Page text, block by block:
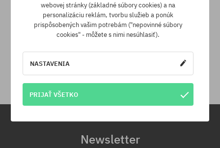
Na vrátenie produktu máš 30 dní od dňa obdržania zásielky.
Newsletter
webovej stránky (základné súbory cookies) a na
personalizáciu reklám, tvorbu služieb a ponúk
prispôsobených vašim potrebám ("nepovinné súbory
cookies" - môžete s nimi nesúhlasiť).
NASTAVENIA
PRIJAŤ VŠETKO